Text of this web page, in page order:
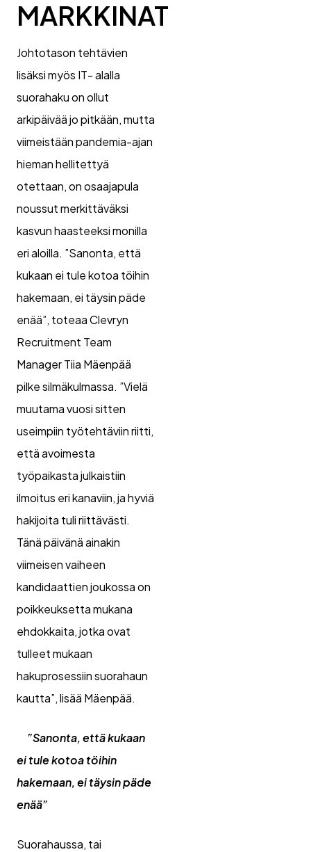
MARKKINAT
Johtotason tehtävien
lisäksi myös IT- alalla
suorahaku on ollut
arkipäivää jo pitkään, mutta
viimeistään pandemia-ajan
hieman hellitettyä
otettaan, on osaajapula
noussut merkittäväksi
kasvun haasteeksi monilla
eri aloilla. ”Sanonta, että
kukaan ei tule kotoa töihin
hakemaan, ei täysin päde
enää”, toteaa Clevryn
Recruitment Team
Manager Tiia Mäenpää
pilke silmäkulmassa. ”Vielä
muutama vuosi sitten
useimpiin työtehtäviin riitti,
että avoimesta
työpaikasta julkaistiin
ilmoitus eri kanaviin, ja hyviä
hakijoita tuli riittävästi.
Tänä päivänä ainakin
viimeisen vaiheen
kandidaattien joukossa on
poikkeuksetta mukana
ehdokkaita, jotka ovat
tulleet mukaan
hakuprosessiin suorahaun
kautta”, lisää Mäenpää.
”Sanonta, että kukaan
ei tule kotoa töihin
hakemaan, ei täysin päde
enää”
Suorahaussa, tai